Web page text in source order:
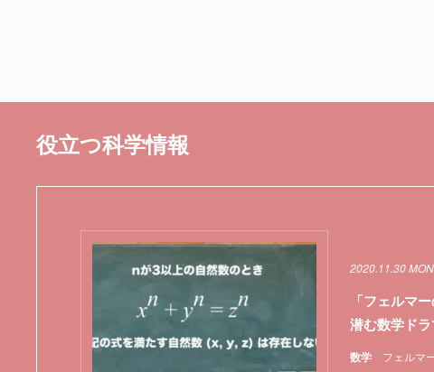
役立つ科学情報
数学 フェルマ
2020.11.30 MON
「フェルマ
潜む数学ドラ